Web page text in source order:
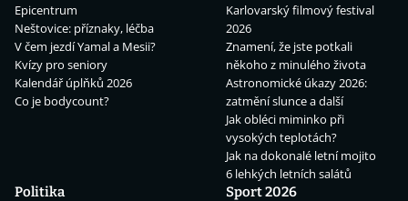
Epicentrum
Neštovice: příznaky, léčba
V čem jezdí Yamal a Mesii?
Kvízy pro seniory
Kalendář úplňků 2026
Co je bodycount?
Karlovarský filmový festival
2026
Znamení, že jste potkali
někoho z minulého života
Astronomické úkazy 2026:
zatmění slunce a další
Jak obléci miminko při
vysokých teplotách?
Jak na dokonalé letní mojito
6 lehkých letních salátů
Politika
Sport 2026